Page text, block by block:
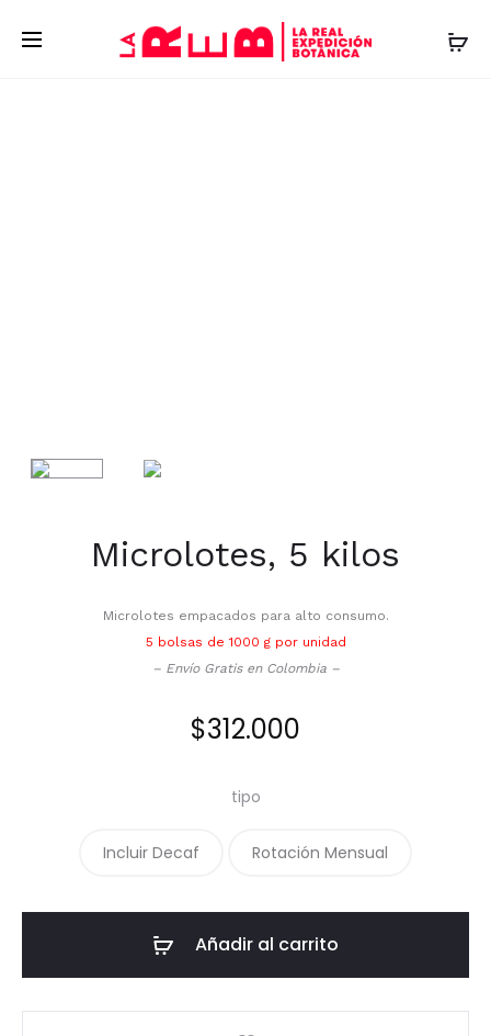
Microlotes, 5 kilos
Microlotes empacados para alto consumo.
5 bolsas de 1000 g por unidad
– Envío Gratis en Colombia –
$312.000
tipo
Incluir Decaf Rotación Mensual
Añadir al carrito